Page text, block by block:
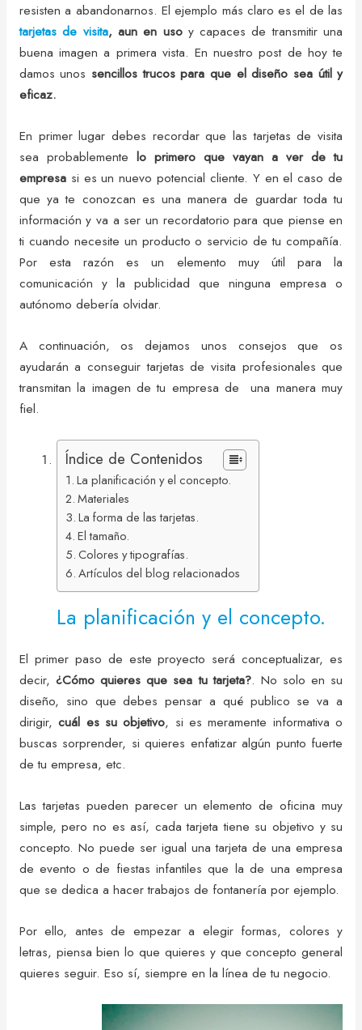
resisten a abandonarnos. El ejemplo más claro es el de las
tarjetas de visita, aun en usoy capaces de transmitir una
buena imagen a primera vista. En nuestro post de hoy te
damos unos sencillos trucos para que el diseño sea útil y
eficaz.
En primer lugar debes recordar que las tarjetas de visita
sea probablemente lo primero que vayan a ver de tu
empresasi es un nuevo potencial cliente. Y en el caso de
que ya te conozcan es una manera de guardar toda tu
información y va a ser un recordatorio para que piense en
ti cuando necesite un producto o servicio de tu compañía.
Por esta razón es un elemento muy útil para la
comunicación y la publicidad que ninguna empresa o
autónomo debería olvidar.
A continuación, os dejamos unos consejos que os
ayudarán a conseguir tarjetas de visita profesionales que
transmitan la imagen de tu empresa de una manera muy
fiel.
Índice de Contenidos
La planificación y el concepto.
Materiales
La forma de las tarjetas.
El tamaño.
Colores y tipografías.
Artículos del blog relacionados
La planificación y el concepto.
El primer paso de este proyecto será conceptualizar, es
decir, ¿Cómo quieres que sea tu tarjeta?. No solo en su
diseño, sino que debes pensar a qué publico se va a
dirigir, cuál es su objetivo, si es meramente informativa o
buscas sorprender, si quieres enfatizar algún punto fuerte
de tu empresa, etc.
Las tarjetas pueden parecer un elemento de oficina muy
simple, pero no es así, cada tarjeta tiene su objetivo y su
concepto. No puede ser igual una tarjeta de una empresa
de evento o de fiestas infantiles que la de una empresa
que se dedica a hacer trabajos de fontanería por ejemplo.
Por ello, antes de empezar a elegir formas, colores y
letras, piensa bien lo que quieres y que concepto general
quieres seguir. Eso sí, siempre en la línea de tu negocio.